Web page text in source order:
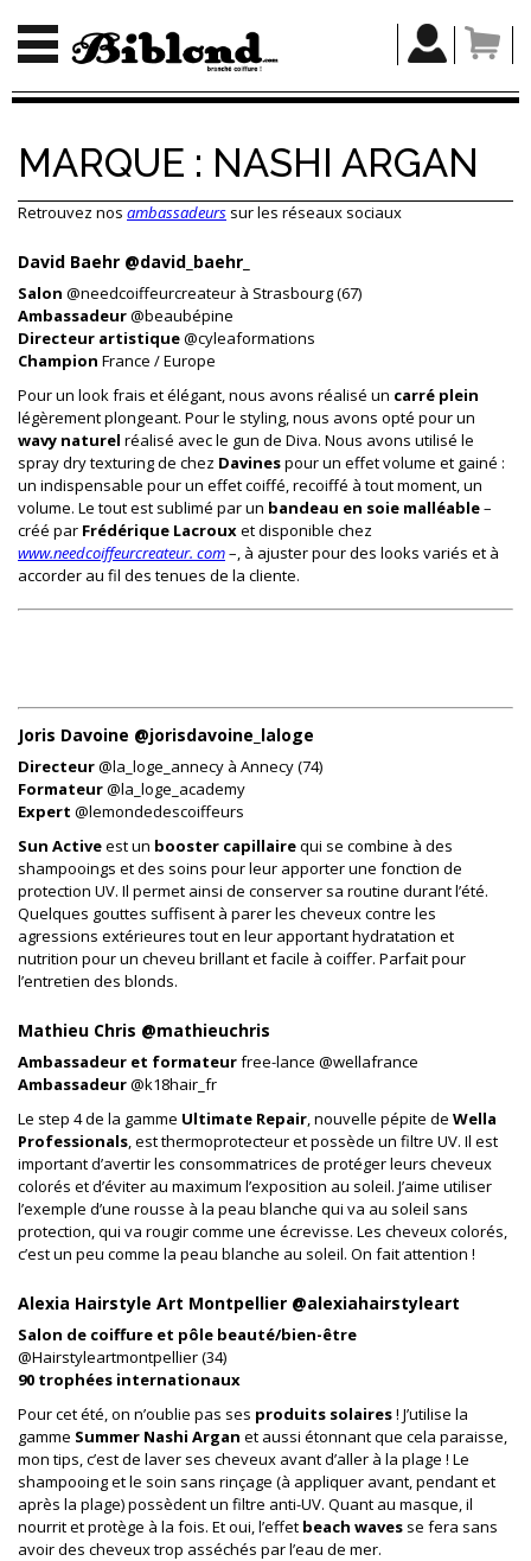
MARQUE : NASHI ARGAN
Retrouvez nos ambassadeurs sur les réseaux sociaux
David Baehr @david_baehr_
Salon @needcoiffeurcreateur à Strasbourg (67)
Ambassadeur@beaubépine
Directeur artistique@cyleaformations
Champion France / Europe
Pour un look frais et élégant, nous avons réalisé un carré plein
légèrement plongeant. Pour le styling, nous avons opté pour un
wavy naturel réalisé avec le gun de Diva. Nous avons utilisé le
spray dry texturing de chez Davinespour un effet volume et gainé :
un indispensable pour un effet coiffé, recoiffé à tout moment, un
volume. Le tout est sublimé par un bandeau en soie malléable–
créé par Frédérique Lacrouxet disponible chez
www.needcoiffeurcreateur. com–, à ajuster pour des looks variés et à
accorder au fil des tenues de la cliente.
Joris Davoine @jorisdavoine_laloge
Directeur@la_loge_annecy à Annecy (74)
Formateur@la_loge_academy
Expert @lemondedescoiffeurs
Sun Activeest un booster capillairequi se combine à des
shampooings et des soins pour leur apporter une fonction de
protection UV. Il permet ainsi de conserver sa routine durant l’été.
Quelques gouttes suffisent à parer les cheveux contre les
agressions extérieures tout en leur apportant hydratation et
nutrition pour un cheveu brillant et facile à coiffer. Parfait pour
l’entretien des blonds.
Mathieu Chris @mathieuchris
Ambassadeur et formateurfree-lance @wellafrance
Ambassadeur@k18hair_fr
Le step 4 de la gamme Ultimate Repair, nouvelle pépite de Wella
Professionals, est thermoprotecteur et possède un filtre UV. Il est
important d’avertir les consommatrices de protéger leurs cheveux
colorés et d’éviter au maximum l’exposition au soleil. J’aime utiliser
l’exemple d’une rousse à la peau blanche qui va au soleil sans
protection, qui va rougir comme une écrevisse. Les cheveux colorés,
c’est un peu comme la peau blanche au soleil. On fait attention !
Alexia Hairstyle Art Montpellier @alexiahairstyleart
Salon de coiffure et pôle beauté/bien-être
@Hairstyleartmontpellier (34)
90 trophées internationaux
Pour cet été, on n’oublie pas ses produits solaires! J’utilise la
gamme Summer Nashi Argan et aussi étonnant que cela paraisse,
mon tips, c’est de laver ses cheveux avant d’aller à la plage ! Le
shampooing et le soin sans rinçage (à appliquer avant, pendant et
après la plage) possèdent un filtre anti-UV. Quant au masque, il
nourrit et protège à la fois. Et oui, l’effet beach waves se fera sans
avoir des cheveux trop asséchés par l’eau de mer.